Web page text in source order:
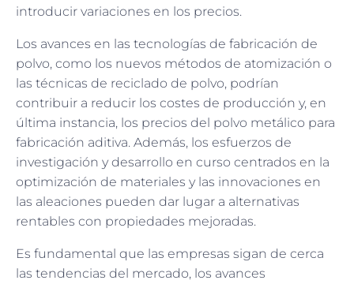
introducir variaciones en los precios.
Los avances en las tecnologías de fabricación de
polvo, como los nuevos métodos de atomización o
las técnicas de reciclado de polvo, podrían
contribuir a reducir los costes de producción y, en
última instancia, los precios del polvo metálico para
fabricación aditiva. Además, los esfuerzos de
investigación y desarrollo en curso centrados en la
optimización de materiales y las innovaciones en
las aleaciones pueden dar lugar a alternativas
rentables con propiedades mejoradas.
Es fundamental que las empresas sigan de cerca
las tendencias del mercado, los avances